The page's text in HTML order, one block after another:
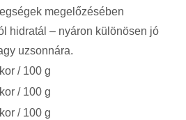
megelőzésében
hidratál – nyáron különösen jó
uzsonnára.
/ 100 g
/ 100 g
/ 100 g